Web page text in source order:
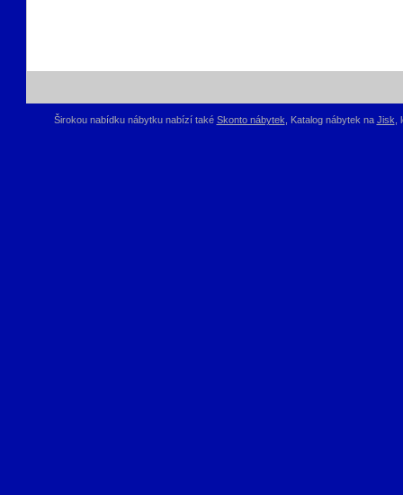
Širokou nabídku nábytku nabízí také Skonto nábytek , Katalog nábytek na Jisk